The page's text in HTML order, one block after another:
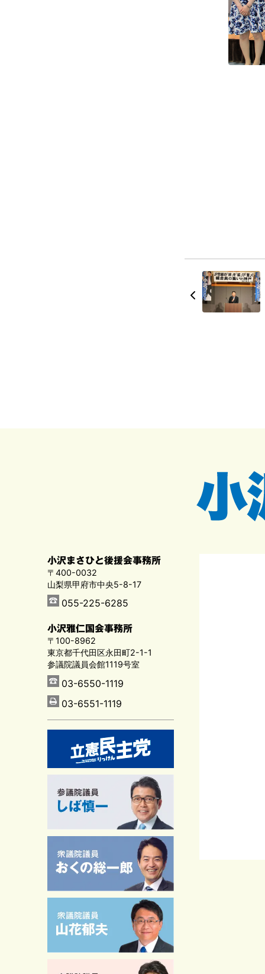
小沢まさひと後援会事務所
〒400-0032
山梨県甲府市中央5-8-17
055-225-6285
小沢雅仁国会事務所
〒100-8962
東京都千代田区永田町2-1-1
参議院議員会館1119号室
03-6550-1119
03-6551-1119